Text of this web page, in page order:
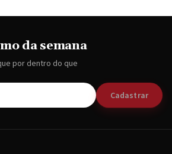
da semana
por dentro do que
Cadastrar